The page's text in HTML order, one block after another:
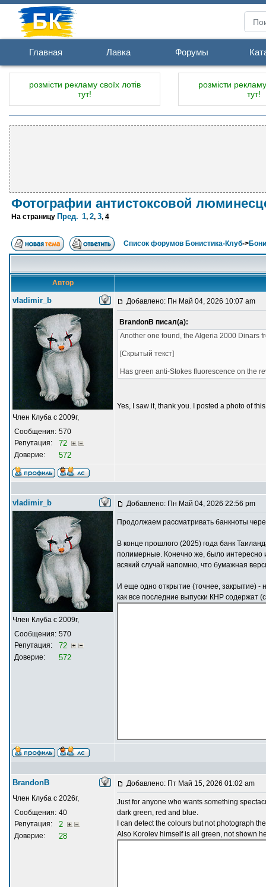
Главная Лавка Форумы
розмісти рекламу своїх лотів
тут!
розмісти
тут!
Фотографии антистоксовой
На страницу Пред. 1, 2, 3, 4
Список форумов Бонистика-Клуб->
Автор
vladimir_b
Член Клуба с 2009г,
Сообщения: 570
Репутация:
72
Доверие: 572
Добавлено: Пн Май 04, 2026 10:07 am
BrandonB писал(а):
Another one found, the Algeria 2000 Dinars
[Скрытый текст]
Has green anti-Stokes fluorescence on the
Yes, I saw it, thank you. I posted a photo of
vladimir_b
Член Клуба с 2009г,
Сообщения: 570
Репутация:
72
Доверие: 572
Добавлено: Пн Май 04, 2026 22:56 pm
Продолжаем рассматривать банкноты
В конце прошлого (2025) года банк
полимерные. Конечно же, было интересно
всякий случай напомню, что бумажная
И еще одно открытие (точнее, закрытие) -
как все последние выпуски КНР содержат
BrandonB
Член Клуба с 2026г,
Сообщения: 40
Репутация:
2
Доверие: 28
Добавлено: Пт Май 15, 2026 01:02 am
Just for anyone who wants something
dark green, red and blue.
I can detect the colours but not photograph
Also Korolev himself is all green, not shown